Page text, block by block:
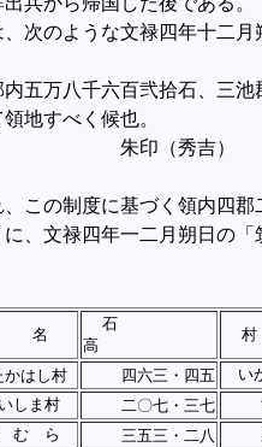
次のような文禄四年十二月
万八千六百弐拾石、三池
地すべく候也。
秀吉）
の制度に基づく領内四郡
、文禄四年一二月朔日の「
名
石
高
かはし村 四六三・四五
い
しま村 二〇七・三七
む ら 三五三・二八